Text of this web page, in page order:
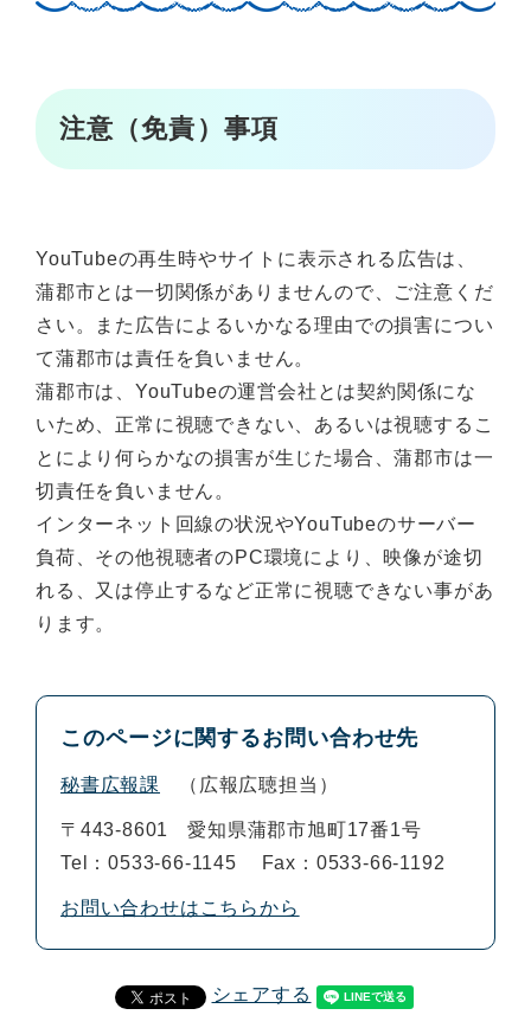
注意（免責）事項
YouTubeの再生時やサイトに表示される広告は、
蒲郡市とは一切関係がありませんので、ご注意くだ
さい。また広告によるいかなる理由での損害につい
て蒲郡市は責任を負いません。
蒲郡市は、YouTubeの運営会社とは契約関係にな
いため、正常に視聴できない、あるいは視聴するこ
とにより何らかなの損害が生じた場合、蒲郡市は一
切責任を負いません。
インターネット回線の状況やYouTubeのサーバー
負荷、その他視聴者のPC環境により、映像が途切
れる、又は停止するなど正常に視聴できない事があ
ります。
このページに関するお問い合わせ先
秘書広報課 広報広聴担当
〒443-8601
愛知県蒲郡市旭町17番1号
Tel：0533-66-1145
Fax：0533-66-1192
お問い合わせはこちらから
シェアする